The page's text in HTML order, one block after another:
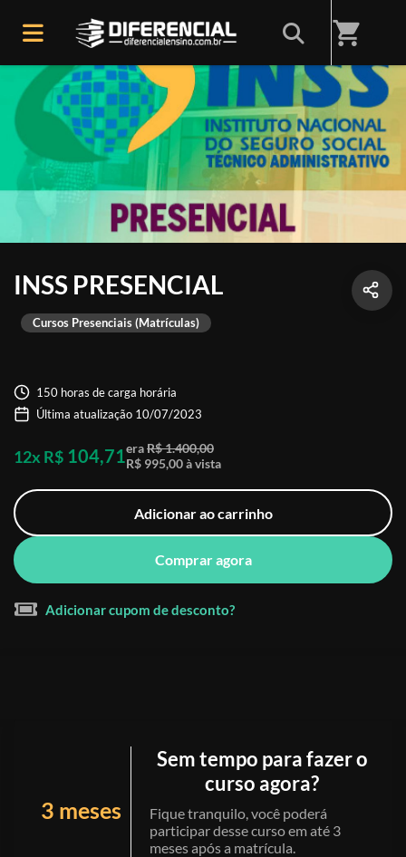
shopping_cart
INSS PRESENCIAL
Cursos Presenciais (Matrículas)
150 horas de carga horária
Última atualização 10/07/2023
12x R$ 104,71eraR$ 1.400,00
R$ 995,00 à vista
Adicionar ao carrinho
Comprar agora
Adicionar cupom de desconto?
3 meses
Sem tempo para fazer o
curso agora?
Fique tranquilo, você poderá
participar desse curso em até 3
meses após a matrícula.